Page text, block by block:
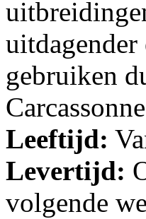
gebruiken
Leeftijd:
Levertijd:
volgende